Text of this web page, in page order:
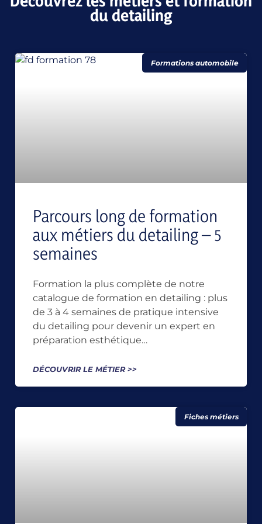
du detailing
Formations automobile
Parcours long de formation
aux métiers du detailing – 5
semaines
Formation la plus complète de notre
catalogue de formation en detailing : plus
de 3 à 4 semaines de pratique intensive
du detailing pour devenir un expert en
préparation esthétique…
DÉCOUVRIR LE MÉTIER >>
Fiches métiers